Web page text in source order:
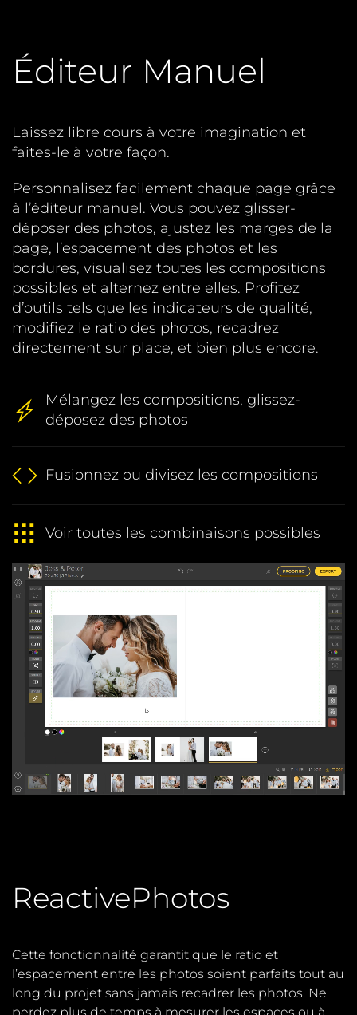
Éditeur Manuel
Laissez libre cours à votre imagination et
faites-le à votre façon.
Personnalisez facilement chaque page grâce
à l’éditeur manuel. Vous pouvez glisser-
déposer des photos, ajustez les marges de la
page, l’espacement des photos et les
bordures, visualisez toutes les compositions
possibles et alternez entre elles. Profitez
d’outils tels que les indicateurs de qualité,
modifiez le ratio des photos, recadrez
directement sur place, et bien plus encore.
Mélangez les compositions, glissez-
déposez des photos
Fusionnez ou divisez les compositions
Voir toutes les combinaisons possibles
ReactivePhotos
Cette fonctionnalité garantit que le ratio et
l’espacement entre les photos soient parfaits tout au
long du projet sans jamais recadrer les photos. Ne